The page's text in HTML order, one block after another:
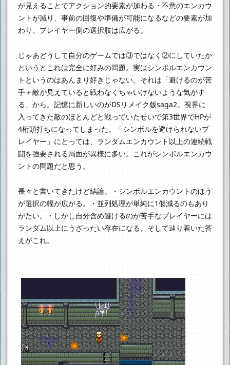
が見えることでアクション的要素が加わる ・不意のエンカウ
ントが減り、事前の回復や準備が可能になるなどの要素が加
わり、プレイヤー側の選択肢は広がる。
じゃあどうして自分のゲームでは③ではなく②にしていたか
というと これは完全に好みの問題。 実はシンボルエンカウン
トというのはあんまり好きじゃない。 それは「避けるのが苦
手＋敵が見えていると戦わなくちゃいけないような気がす
る」から。 記憶に新しいのがDSリメイク版saga2。視界に
入ってきた敵のほとんどと戦っていたせいで第3世界でHPが
4桁頭打ちになってしまった。
「シンボルを避けられないプ
レイヤー」にとっては、 ランダムエンカウント以上の連続戦
闘を強要される局面が異様に多い。 これがシンボルエンカウ
ントの問題だと思う。
長々と書いてきたけど結論。
・シンボルエンカウントのほう
が選択の幅が広がる。
・並列処理が単純に1個減るのもあり
がたい。
・しかし自分含め避けるのが苦手なプレイヤーには
ランダム以上にうざったい存在になる。 そして辿り着いた答
えがこれ。